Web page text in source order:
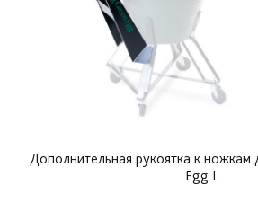
Дополнительная рукоятка к ножкам
Egg L